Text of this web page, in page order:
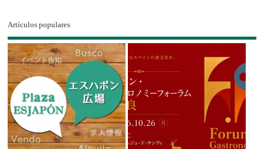
Artículos populares